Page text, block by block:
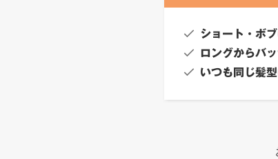
ショート・ボ
ロングからバ
いつも同じ髪